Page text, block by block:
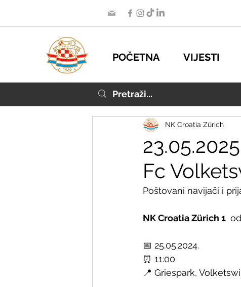
POČETNA VIJESTI
Fc
NK Croatia Zürich
Poštovani navijači i
NK Croatia Zürich 1
📅 25.05.2024.
⏰ 11:00
📍 Griespark,